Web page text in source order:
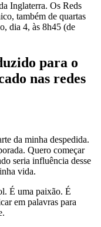
Inglaterra. Os Reds
também de quartas
dia 4, às 8h45 (de
para o
nas redes
da minha despedida.
Quero começar
seria influência desse
vida.
É uma paixão. É
em palavras para